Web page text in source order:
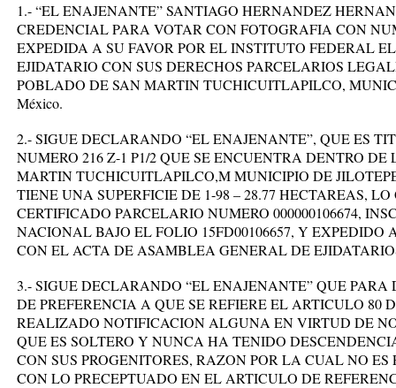
1.- “EL ENAJENANTE” SANTIAGO HERNANDEZ
CREDENCIAL PARA VOTAR CON FOTOGRAFIA CON
EXPEDIDA A SU FAVOR POR EL INSTITUTO FEDERAL
EJIDATARIO CON SUS DERECHOS PARCELARIOS
POBLADO DE SAN MARTIN TUCHICUITLAPILCO,
México.
2.- SIGUE DECLARANDO “EL ENAJENANTE”, QUE ES
NUMERO 216 Z-1 P1/2 QUE SE ENCUENTRA DENTRO
MARTIN TUCHICUITLAPILCO,M MUNICIPIO DE
TIENE UNA SUPERFICIE DE 1-98 – 28.77 HECTAREAS,
CERTIFICADO PARCELARIO NUMERO 000000106674,
NACIONAL BAJO EL FOLIO 15FD00106657, Y EXPEDIDO
CON EL ACTA DE ASAMBLEA GENERAL DE
3.- SIGUE DECLARANDO “EL ENAJENANTE” QUE
DE PREFERENCIA A QUE SE REFIERE EL ARTICULO
REALIZADO NOTIFICACION ALGUNA EN VIRTUD DE
QUE ES SOLTERO Y NUNCA HA TENIDO
CON SUS PROGENITORES, RAZON POR LA CUAL NO
CON LO PRECEPTUADO EN EL ARTICULO DE